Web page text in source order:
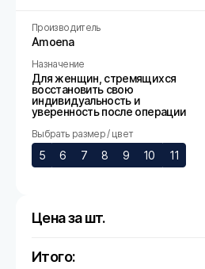
Производитель
Amoena
Назначение
Для женщин, стремящихся
восстановить свою
индивидуальность и
уверенность после операции
Выбрать размер / цвет
5 6 7 8 9 10 11
Цена за шт.
Итого: